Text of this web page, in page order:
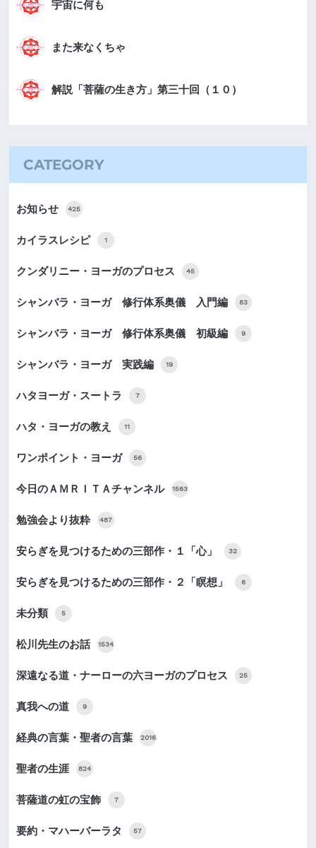
宇宙に何も
また来なくちゃ
解説「菩薩の生き方」第三十回（１０）
CATEGORY
お知らせ 425
カイラスレシピ 1
クンダリニー・ヨーガのプロセス 45
シャンバラ・ヨーガ 修行体系奥儀 入門編 83
シャンバラ・ヨーガ 修行体系奥儀 初級編 9
シャンバラ・ヨーガ 実践編 19
ハタヨーガ・スートラ 7
ハタ・ヨーガの教え 11
ワンポイント・ヨーガ 56
今日のＡＭＲＩＴＡチャンネル 1563
勉強会より抜粋 487
安らぎを見つけるための三部作・１「心」 32
安らぎを見つけるための三部作・２「瞑想」 6
未分類 5
松川先生のお話 1534
深遠なる道・ナーローの六ヨーガのプロセス 25
真我への道 9
経典の言葉・聖者の言葉 2016
聖者の生涯 824
菩薩道の虹の宝飾 7
要約・マハーバーラタ 57